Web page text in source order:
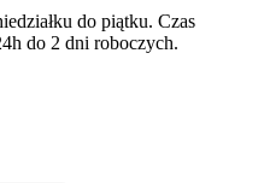
do piątku. Czas
do 2 dni roboczych.